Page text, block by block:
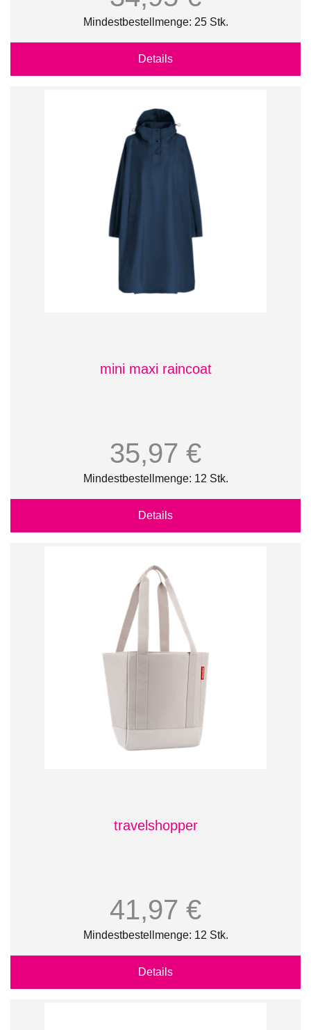
Mindestbestellmenge: 25 Stk.
Details
mini maxi raincoat
35,97 €
Mindestbestellmenge: 12 Stk.
Details
travelshopper
41,97 €
Mindestbestellmenge: 12 Stk.
Details